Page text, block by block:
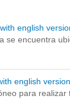
english
se encuentra
english
para realizar